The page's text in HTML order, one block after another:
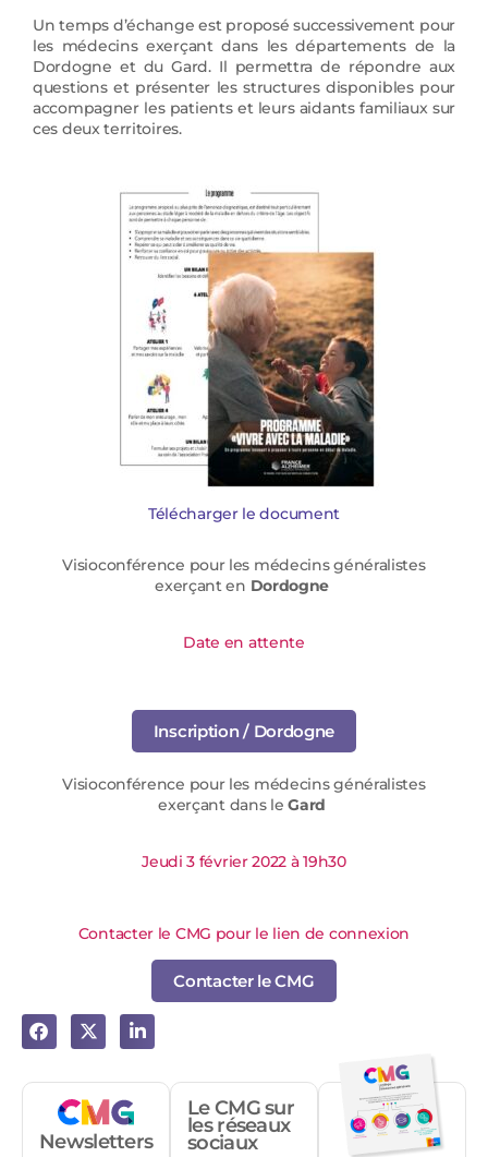
Un temps d’échange est proposé successivement pour
les médecins exerçant dans les départements de la
Dordogne et du Gard. Il permettra de répondre aux
questions et présenter les structures disponibles pour
accompagner les patients et leurs aidants familiaux sur
ces deux territoires.
Télécharger le document
Visioconférence pour les médecins généralistes
exerçant en Dordogne
Date en attente
Inscription / Dordogne
Visioconférence pour les médecins généralistes
exerçant dans leGard
Jeudi 3 février 2022 à 19h30
Contacter le CMG pour le lien de connexion
Contacter le CMG
Newsletters
Le CMG sur
les réseaux
sociaux